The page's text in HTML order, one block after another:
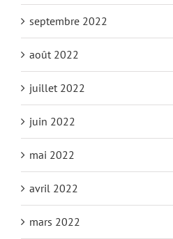
septembre 2022
août 2022
juillet 2022
juin 2022
mai 2022
avril 2022
mars 2022